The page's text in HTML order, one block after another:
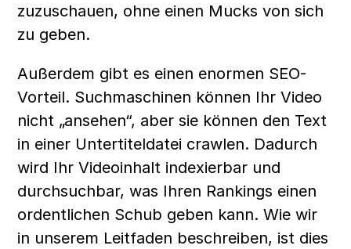
zuzuschauen, ohne einen Mucks von sich
zu geben.
Außerdem gibt es einen enormen SEO-
Vorteil. Suchmaschinen können Ihr Video
nicht „ansehen“, aber sie können den Text
in einer Untertiteldatei crawlen. Dadurch
wird Ihr Videoinhalt indexierbar und
durchsuchbar, was Ihren Rankings einen
ordentlichen Schub geben kann. Wie wir
in unserem Leitfaden beschreiben, ist dies